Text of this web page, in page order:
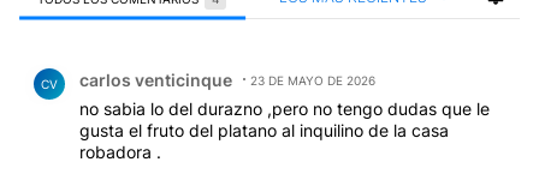
CV carlos venticinque 23 DE MAYO DE 2026
no sabia lo del durazno ,pero no tengo dudas que le
gusta el fruto del platano al inquilino de la casa
robadora .